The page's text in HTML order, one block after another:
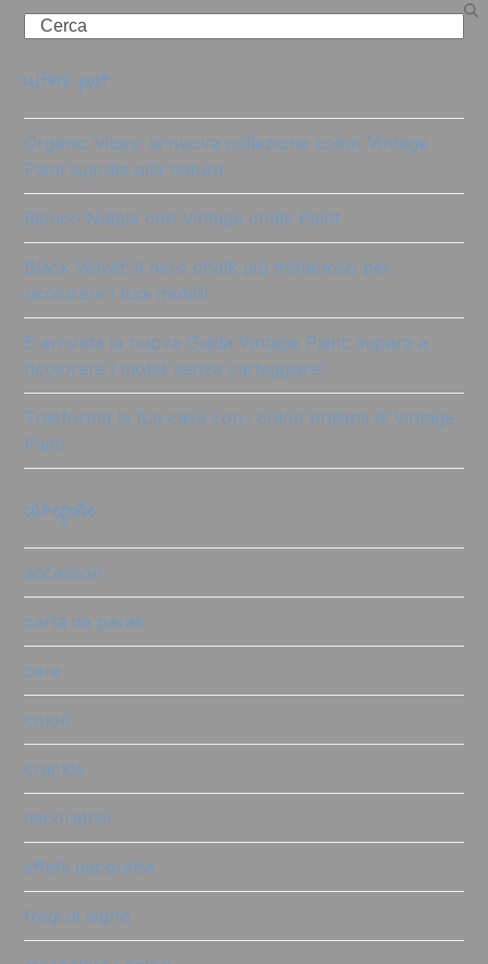
Search
ultimi post
Organic Vibes: la nuova collezione colori Vintage
Paint ispirata alla natura
Bianco Natale con Vintage chalk Paint
Black Velvet: il nero chalk più misterioso per
ricolorare i tuoi mobili!
È arrivata la nuova Guida Vintage Paint: impara a
ricolorare i mobili senza carteggiare!
Trasforma la tua casa con i colori brillanti di Vintage
Paint
categorie
accessori
carta da parati
cere
colori
crackle
decoratrici
effetti decorativi
fregi di legno